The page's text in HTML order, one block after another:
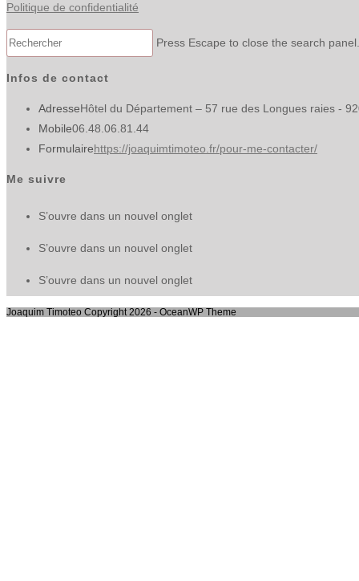
Politique de confidentialité
Press Escape to close the search panel.
Infos de contact
AdresseHôtel du Département – 57 rue des Longues raies -
Mobile06.48.06.81.44
Formulairehttps://joaquimtimoteo.fr/pour-me-contacter/
Me suivre
S’ouvre dans un nouvel onglet
S’ouvre dans un nouvel onglet
S’ouvre dans un nouvel onglet
Joaquim Timoteo Copyright 2026 - OceanWP Theme